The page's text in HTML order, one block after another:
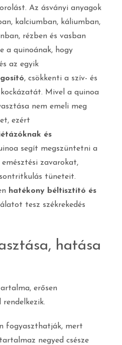
Az ásványi anyagok
kalciumban, káliumban,
rézben és vasban
a quinoának, hogy
az egyik
, csökkenti a szív- és
Mivel a quinoa
nem emeli meg
ezért
és
segít megszüntetni a
zavarokat,
tüneteit.
hatékony béltisztító és
tesz székrekedés
hatása
erősen
fogyaszthatják, mert
negyed csésze